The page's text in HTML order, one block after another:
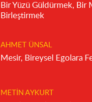
Bir Yüzü Güldürmek, Bir
Birleştirmek
AHMET ÜNSAL
Mesir, Bireysel Egolara
METIN AYKURT